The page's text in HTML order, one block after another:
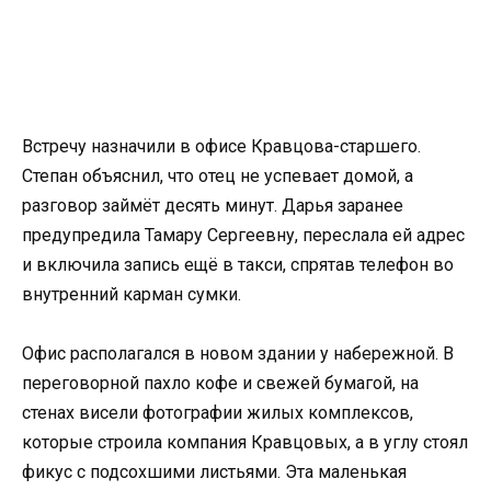
Встречу назначили в офисе Кравцова-старшего.
Степан объяснил, что отец не успевает домой, а
разговор займёт десять минут. Дарья заранее
предупредила Тамару Сергеевну, переслала ей адрес
и включила запись ещё в такси, спрятав телефон во
внутренний карман сумки.
Офис располагался в новом здании у набережной. В
переговорной пахло кофе и свежей бумагой, на
стенах висели фотографии жилых комплексов,
которые строила компания Кравцовых, а в углу стоял
фикус с подсохшими листьями. Эта маленькая